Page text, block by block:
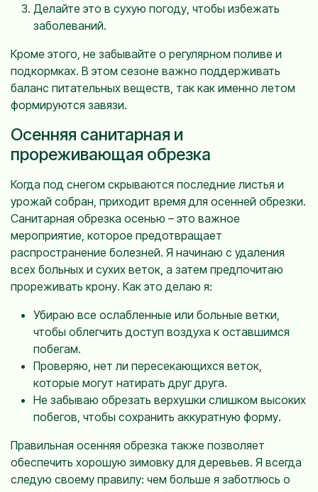
Делайте это в сухую погоду, чтобы избежать
заболеваний.
Кроме этого, не забывайте о регулярном поливе и
подкормках. В этом сезоне важно поддерживать
баланс питательных веществ, так как именно летом
формируются завязи.
Осенняя санитарная и
прореживающая обрезка
Когда под снегом скрываются последние листья и
урожай собран, приходит время для осенней обрезки.
Санитарная обрезка осенью – это важное
мероприятие, которое предотвращает
распространение болезней. Я начинаю с удаления
всех больных и сухих веток, а затем предпочитаю
прореживать крону. Как это делаю я:
Убираю все ослабленные или больные ветки,
чтобы облегчить доступ воздуха к оставшимся
побегам.
Проверяю, нет ли пересекающихся веток,
которые могут натирать друг друга.
Не забываю обрезать верхушки слишком высоких
побегов, чтобы сохранить аккуратную форму.
Правильная осенняя обрезка также позволяет
обеспечить хорошую зимовку для деревьев. Я всегда
следую своему правилу: чем больше я заботлюсь о